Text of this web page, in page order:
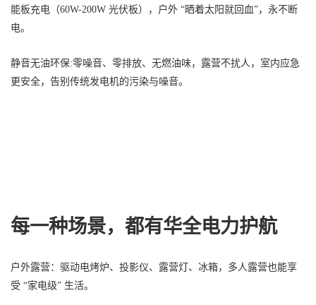
能板充电（60W-200W 光伏板），户外 “晒着太阳就回血”，永不断
电。
静音无油环保:零噪音、零排放、无燃油味，露营不扰人，室内应急
更安全，告别传统发电机的污染与噪音。
每一种场景，都有华全电力护航
户外露营：驱动电烤炉、投影仪、露营灯、冰箱，多人露营也能享
受 “家电级” 生活。